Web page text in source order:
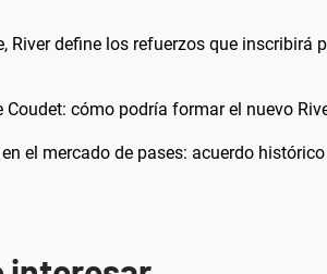
River define los refuerzos que inscribirá
Coudet: cómo podría formar el nuevo
el mercado de pases: acuerdo